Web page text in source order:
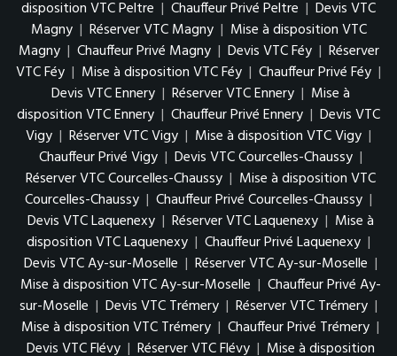
disposition VTC Peltre | Chauffeur Privé Peltre | Devis VTC
Magny | Réserver VTC Magny | Mise à disposition VTC
Magny | Chauffeur Privé Magny | Devis VTC Féy | Réserver
VTC Féy | Mise à disposition VTC Féy | Chauffeur Privé Féy |
Devis VTC Ennery | Réserver VTC Ennery | Mise à
disposition VTC Ennery | Chauffeur Privé Ennery | Devis VTC
Vigy | Réserver VTC Vigy | Mise à disposition VTC Vigy |
Chauffeur Privé Vigy | Devis VTC Courcelles-Chaussy |
Réserver VTC Courcelles-Chaussy | Mise à disposition VTC
Courcelles-Chaussy | Chauffeur Privé Courcelles-Chaussy |
Devis VTC Laquenexy | Réserver VTC Laquenexy | Mise à
disposition VTC Laquenexy | Chauffeur Privé Laquenexy |
Devis VTC Ay-sur-Moselle | Réserver VTC Ay-sur-Moselle |
Mise à disposition VTC Ay-sur-Moselle | Chauffeur Privé Ay-
sur-Moselle | Devis VTC Trémery | Réserver VTC Trémery |
Mise à disposition VTC Trémery | Chauffeur Privé Trémery |
Devis VTC Flévy | Réserver VTC Flévy | Mise à disposition